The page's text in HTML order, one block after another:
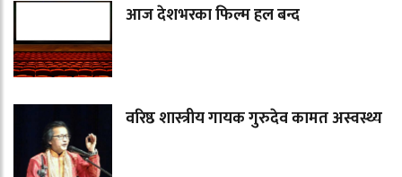
आज देशभरका फिल्म हल बन्द
वरिष्ठ शास्त्रीय गायक गुरुदेव कामत अस्वस्थ्य